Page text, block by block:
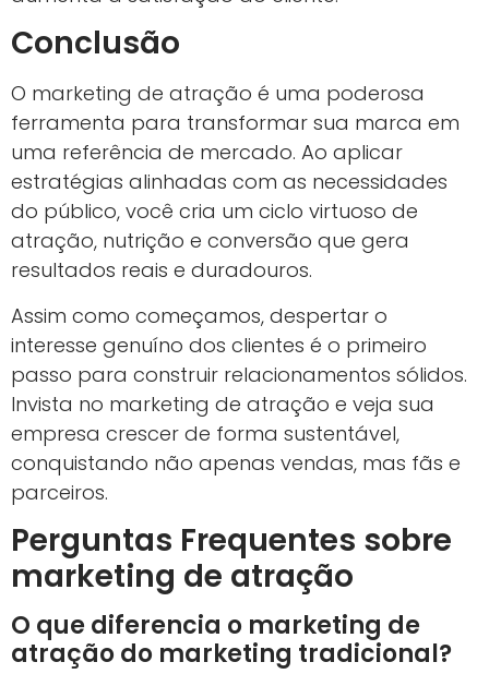
Conclusão
O marketing de atração é uma poderosa
ferramenta para transformar sua marca em
uma referência de mercado. Ao aplicar
estratégias alinhadas com as necessidades
do público, você cria um ciclo virtuoso de
atração, nutrição e conversão que gera
resultados reais e duradouros.
Assim como começamos, despertar o
interesse genuíno dos clientes é o primeiro
passo para construir relacionamentos sólidos.
Invista no marketing de atração e veja sua
empresa crescer de forma sustentável,
conquistando não apenas vendas, mas fãs e
parceiros.
Perguntas Frequentes sobre
marketing de atração
O que diferencia o marketing de
atração do marketing tradicional?